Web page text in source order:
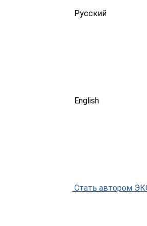
Русский
English
Стать автором